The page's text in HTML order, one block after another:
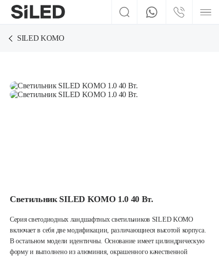
SILED KOMO
Светильник SILED KOMO 1.0 40 Вт.
Серия светодиодных ландшафтных светильников SILED KOMO
включает в себя две модификации, различающиеся высотой корпуса.
В остальном модели идентичны. Основание имеет цилиндрическую
форму и выполнено из алюминия, окрашенного качественной